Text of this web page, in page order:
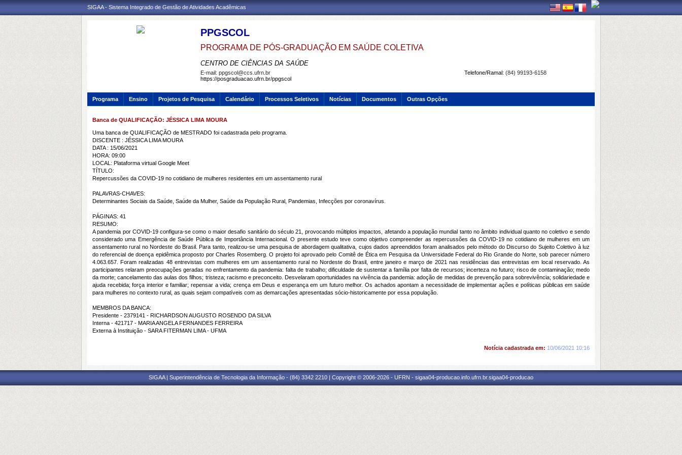
SIGAA - Sistema Integrado de Gestão de Atividades Acadêmicas
PPGSCOL
PROGRAMA DE PÓS-GRADUAÇÃO EM SAÚDE COLETIVA
CENTRO DE CIÊNCIAS DA SAÚDE
Telefone/Ramal: (84) 99193-6158
E-mail: ppgscol@ccs.ufrn.br
https://posgraduacao.ufrn.br/ppgscol
Programa Ensino Projetos de Pesquisa Calendário Processos Seletivos Notícias Documentos Outras Opções
Banca de QUALIFICAÇÃO: JÉSSICA LIMA MOURA
Uma banca de QUALIFICAÇÃO de MESTRADO foi cadastrada pelo programa.
DISCENTE : JÉSSICA LIMA MOURA
DATA : 15/06/2021
HORA: 09:00
LOCAL: Plataforma virtual Google Meet
TÍTULO:
Repercussões da COVID-19 no cotidiano de mulheres residentes em um assentamento rural
PALAVRAS-CHAVES:
Determinantes Sociais da Saúde, Saúde da Mulher, Saúde da População Rural, Pandemias, Infecções por coronavírus.
PÁGINAS: 41
RESUMO:
A pandemia por COVID-19 configura-se como o maior desafio sanitário do século 21, provocando múltiplos impactos, afetando a população mundial tanto no âmbito individual quanto no coletivo e sendo
considerado uma Emergência de Saúde Pública de Importância Internacional. O presente estudo teve como objetivo compreender as repercussões da COVID-19 no cotidiano de mulheres em um
assentamento rural no Nordeste do Brasil. Para tanto, realizou-se uma pesquisa de abordagem qualitativa, cujos dados apreendidos foram analisados pelo método do Discurso do Sujeito Coletivo à luz
do referencial de doença epidêmica proposto por Charles Rosemberg. O projeto foi aprovado pelo Comitê de Ética em Pesquisa da Universidade Federal do Rio Grande do Norte, sob parecer número
4.063.657. Foram realizadas 48 entrevistas com mulheres em um assentamento rural no Nordeste do Brasil, entre janeiro e março de 2021 nas residências das entrevistas em local reservado. As
participantes relaram preocupações geradas no enfrentamento da pandemia: falta de trabalho; dificuldade de sustentar a família por falta de recursos; incerteza no futuro; risco de contaminação; medo
da morte; cancelamento das aulas dos filhos; tristeza; racismo e preconceito. Desvelaram oportunidades na vivência da pandemia: adoção de medidas de prevenção para sobrevivência; solidariedade e
ajuda recebida; força interior e familiar; repensar a vida; crença em Deus e esperança em um futuro melhor. Os achados apontam a necessidade de implementar ações e políticas públicas em saúde
para mulheres no contexto rural, as quais sejam compatíveis com as demarcações apresentadas sócio-historicamente por essa população.
MEMBROS DA BANCA:
Presidente - 2379141 - RICHARDSON AUGUSTO ROSENDO DA SILVA
Interna - 421717 - MARIA ANGELA FERNANDES FERREIRA
Externa à Instituição - SARA FITERMAN LIMA - UFMA
Notícia cadastrada em: 10/06/2021 10:16
SIGAA | Superintendência de Tecnologia da Informação - (84) 3342 2210 | Copyright © 2006-2026 - UFRN - sigaa04-producao.info.ufrn.br.sigaa04-producao